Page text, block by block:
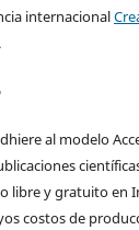
internacional
al modelo
libre y gratuito en
costos de